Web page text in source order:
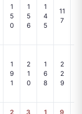
1
5
0
1
5
6
1
4
5
11
7
1
9
1
2
1
0
1
6
8
2
2
9
2 3 1 9